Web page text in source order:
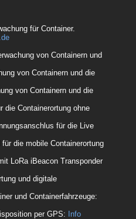
für Container.
von Containern und
von Containern und die
von Containern und die
die Containerortung ohne
für die Live
die mobile Containerortung
LoRa iBeacon Transponder
und digitale
und Containerfahrzeuge:
per GPS:
Info